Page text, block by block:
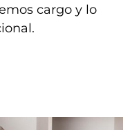
cargo y lo